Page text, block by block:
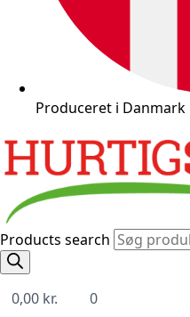
Produceret i Danmark
Products search
0,00 kr. 0